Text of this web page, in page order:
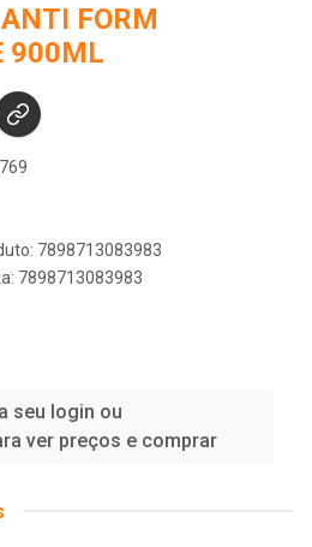
FORM
900ML
7898713083983
7898713083983
seu login ou
ver preços e comprar